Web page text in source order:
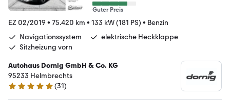
Guter Preis
EZ 02/2019 • 75.420 km • 133 kW (181 PS) • Benzin
Navigationssystem
elektrische Heckklappe
Sitzheizung vorn
Autohaus Dornig GmbH & Co. KG
95233 Helmbrechts
5 Sterne
(31)